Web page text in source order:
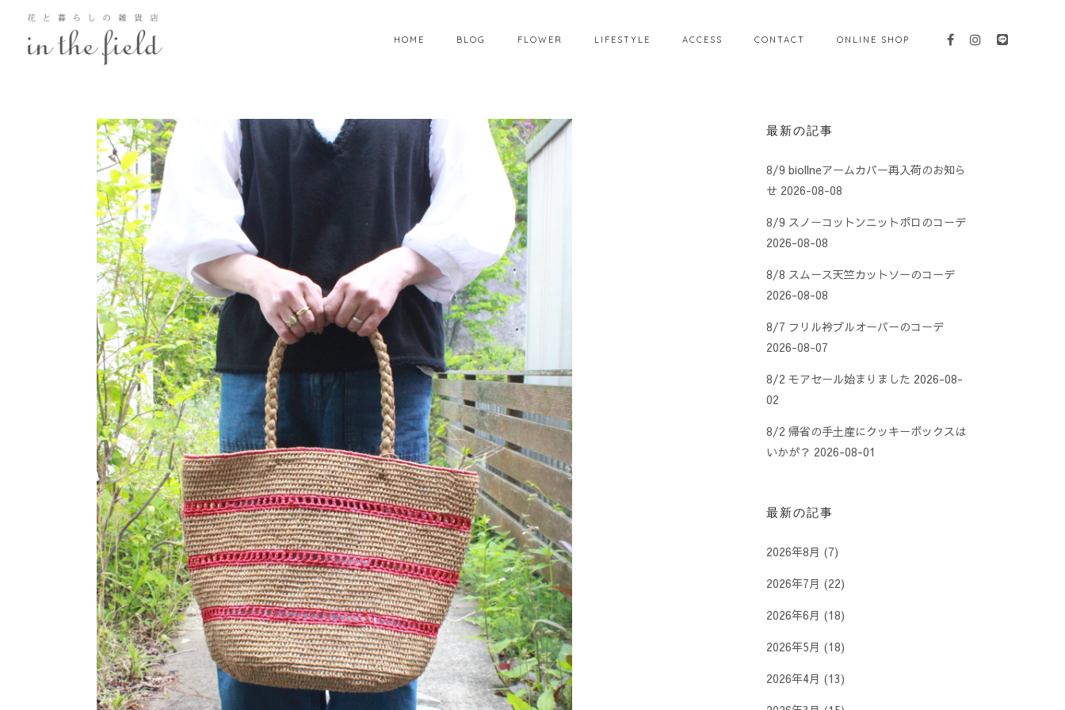
HOME BLOG FLOWER LIFESTYLE ACCESS CONTACT ONLINE SHOP
最新の記事
8/9 biollneアームカバー再入荷のお知ら
せ 2026-08-08
8/9 スノーコットンニットポロのコーデ
2026-08-08
8/8 スムース天竺カットソーのコーデ
2026-08-08
8/7 フリル衿プルオーバーのコーデ
2026-08-07
8/2 モアセール始まりました 2026-08-
02
8/2 帰省の手土産にクッキーボックスは
いかが？ 2026-08-01
最新の記事
2026年8月 (7)
2026年7月 (22)
2026年6月 (18)
2026年5月 (18)
2026年4月 (13)